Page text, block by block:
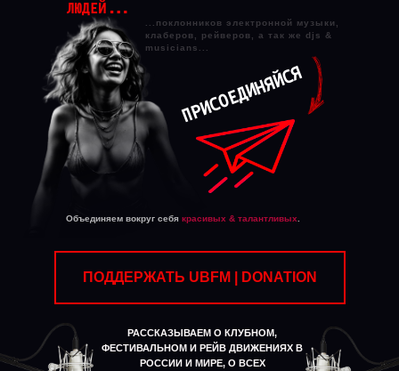
Объединяем вокруг себя красивых & талантливых
...поклонников электронной музыки,
клаберов, рейверов, а так же djs &
musicians...
ПРИСОЕДИНЯЙСЯ
ЛЮДЕЙ...
ПОДДЕРЖАТЬ UBFM | DONATION
РАССКАЗЫВАЕМ О КЛУБНОМ,
ФЕСТИВАЛЬНОМ И РЕЙВ ДВИЖЕНИЯХ В
РОССИИ И МИРЕ, О ВСЕХ